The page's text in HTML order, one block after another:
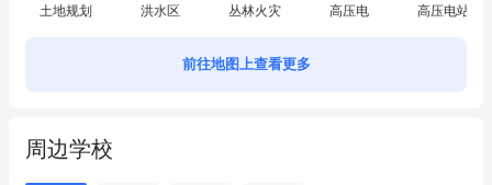
土地规划 洪水区 丛林火灾 高压电 高压电站
前往地图上查看更多
周边学校